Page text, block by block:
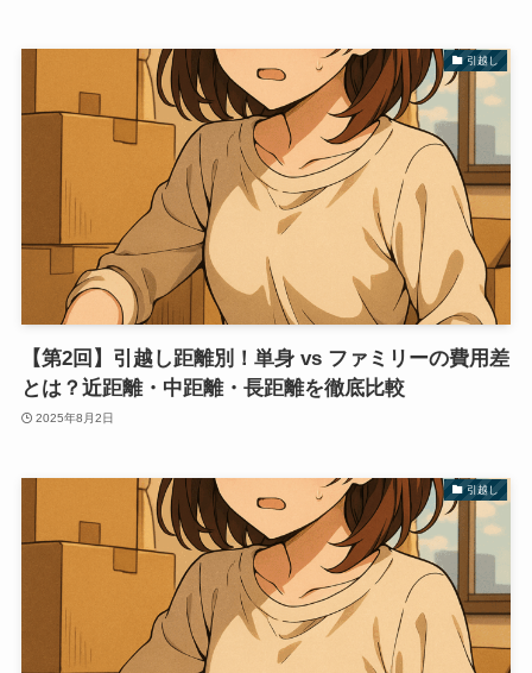
引越し
【第2回】引越し距離別！単身 vs ファミリーの費用差
とは？近距離・中距離・長距離を徹底比較
2025年8月2日
引越し